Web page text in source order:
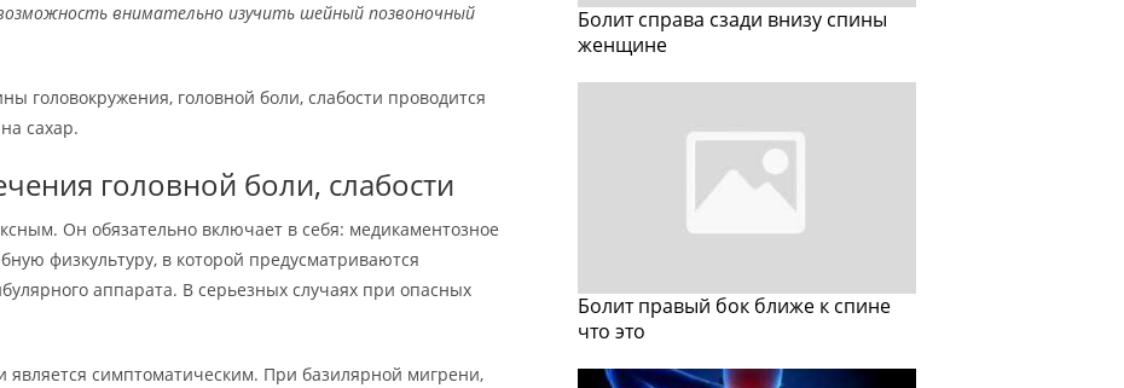
внимательно изучить шейный позвоночный
головокружения, головной боли, слабости проводится
сахар.
головной боли, слабости
Он обязательно включает в себя: медикаментозное
физкультуру, в которой предусматриваются
аппарата. В серьезных случаях при опасных
является симптоматическим. При базилярной мигрени,
Болит справа сзади внизу спины
женщине
Болит правый бок ближе к спине
что это